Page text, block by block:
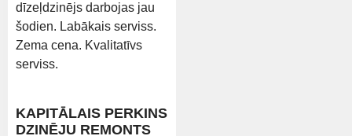
dīzeļdzinējs darbojas jau
šodien. Labākais serviss.
Zema cena. Kvalitatīvs
serviss.
KAPITĀLAIS PERKINS
DZINĒJU REMONTS